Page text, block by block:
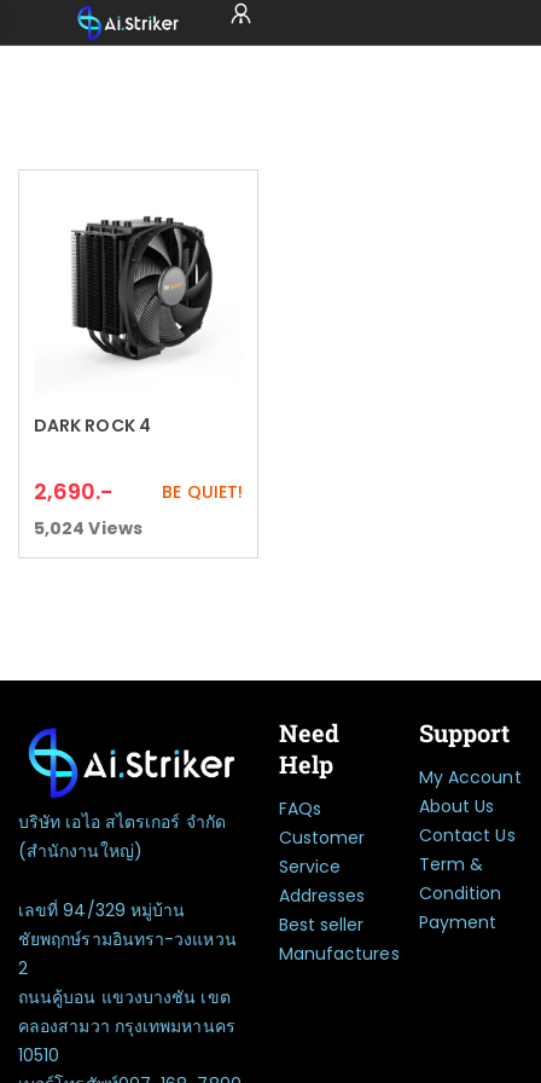
Read more
DARK ROCK 4
2,690.-
BE QUIET!
5,024 Views
บริษัท เอไอ สไตรเกอร์ จำกัด
(สำนักงานใหญ่)
เลขที่ 94/329 หมู่บ้าน
ชัยพฤกษ์รามอินทรา-วงแหวน
2
ถนนคู้บอน แขวงบางชัน เขต
คลองสามวา กรุงเทพมหานคร
10510
Need
Help
FAQs
Customer
Service
Addresses
Best seller
Manufactures
Support
My Account
About Us
Contact Us
Term &
Condition
Payment